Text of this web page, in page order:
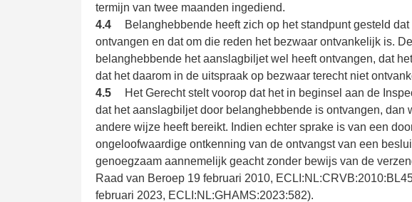
termijn van twee maanden ingediend.
4.4
Belanghebbende heeft zich op het standpunt gesteld
ontvangen en dat om die reden het bezwaar ontvankelijk is.
belanghebbende het aanslagbiljet wel heeft ontvangen, dat
dat het daarom in de uitspraak op bezwaar terecht niet
4.5
Het Gerecht stelt voorop dat het in beginsel aan de
dat het aanslagbiljet door belanghebbende is ontvangen, dan
andere wijze heeft bereikt. Indien echter sprake is van een
ongeloofwaardige ontkenning van de ontvangst van een
genoegzaam aannemelijk geacht zonder bewijs van de
Raad van Beroep 19 februari 2010,
februari 2023, ECLI:NL:GHAMS:2023:582).